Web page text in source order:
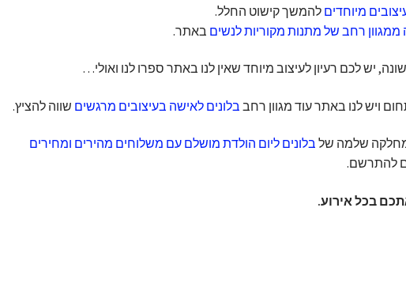
מיוחדים להמשך קישוט החלל.
רחב של מתנות מקוריות לנשים באתר.
יש לכם רעיון לעיצוב מיוחד שאין לנו באתר ספרו לנו ואולי…
ויש לנו באתר עוד מגוון רחב בלונים לאישה בעיצובים מרגשים שווה להציץ.
מחלקה שלמה של בלונים ליום הולדת מושלם עם משלוחים מהירים ומחירים
להתרשם.
בכל אירוע.